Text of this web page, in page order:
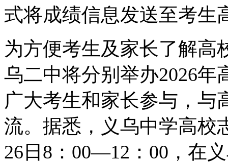
式将成绩信息发送至考生
为方便考生及家长了解高
乌二中将分别举办2026
广大考生和家长参与，与
流。据悉，义乌中学高校
26日8：00—12：00，在